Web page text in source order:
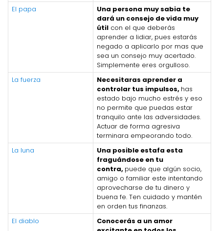
El papa
Una persona muy sabia te
dará un consejo de vida muy
útil con el que deberás
aprender a lidiar, pues estarás
negado a aplicarlo por mas que
sea un consejo muy acertado.
Simplemente eres orgulloso.
La fuerza
Necesitaras aprender a
controlar tus impulsos, has
estado bajo mucho estrés y eso
no permite que puedas estar
tranquilo ante las adversidades.
Actuar de forma agresiva
terminara empeorando todo.
La luna
Una posible estafa esta
fraguándose en tu
contra, puede que algún socio,
amigo o familiar este intentando
aprovecharse de tu dinero y
buena fe. Ten cuidado y mantén
en orden tus finanzas.
El diablo
Conocerás a un amor